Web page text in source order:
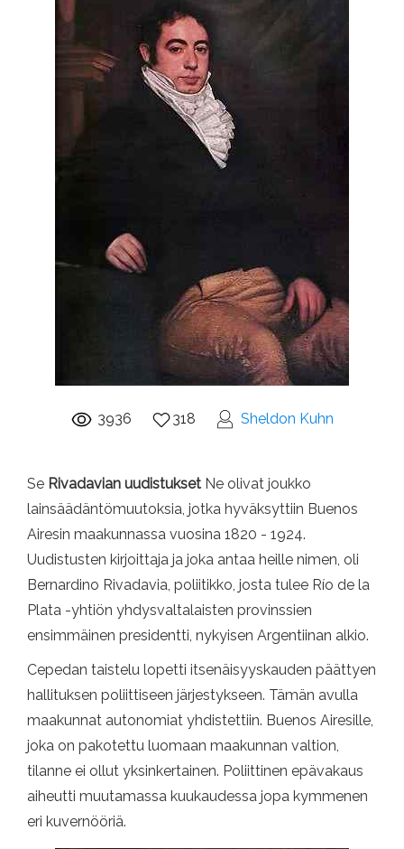
3936 318 Sheldon Kuhn
Se Rivadavian uudistukset Ne olivat joukko
lainsäädäntömuutoksia, jotka hyväksyttiin Buenos
Airesin maakunnassa vuosina 1820 - 1924.
Uudistusten kirjoittaja ja joka antaa heille nimen, oli
Bernardino Rivadavia, poliitikko, josta tulee Río de la
Plata -yhtiön yhdysvaltalaisten provinssien
ensimmäinen presidentti, nykyisen Argentiinan alkio.
Cepedan taistelu lopetti itsenäisyyskauden päättyen
hallituksen poliittiseen järjestykseen. Tämän avulla
maakunnat autonomiat yhdistettiin. Buenos Airesille,
joka on pakotettu luomaan maakunnan valtion,
tilanne ei ollut yksinkertainen. Poliittinen epävakaus
aiheutti muutamassa kuukaudessa jopa kymmenen
eri kuvernööriä.